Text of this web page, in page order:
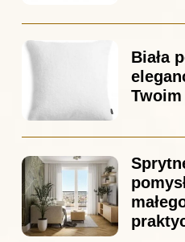
Biała